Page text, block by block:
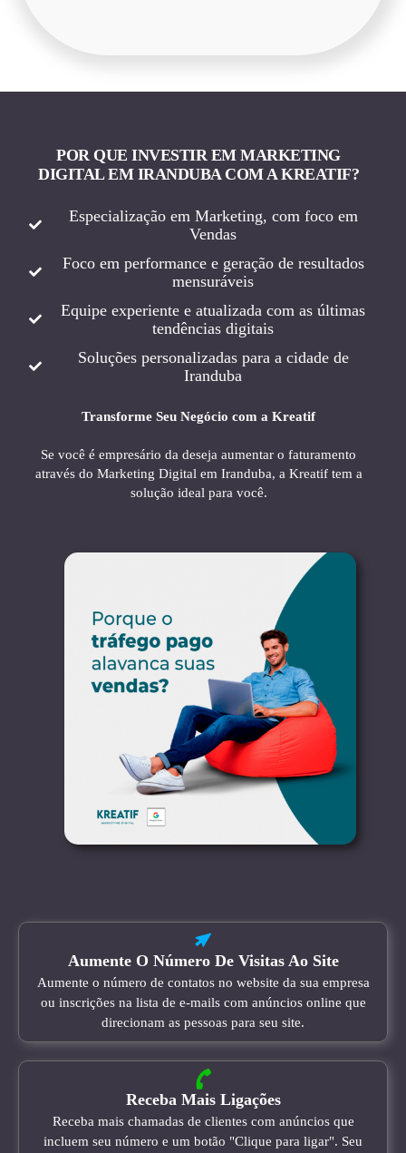
POR QUE INVESTIR EM MARKETING
DIGITAL EM IRANDUBA COM A KREATIF?
Especialização em Marketing, com foco em
Vendas
Foco em performance e geração de resultados
mensuráveis
Equipe experiente e atualizada com as últimas
tendências digitais
Soluções personalizadas para a cidade de
Iranduba
Transforme Seu Negócio com a Kreatif
Se você é empresário da deseja aumentar o faturamento
através do Marketing Digital em Iranduba, a Kreatif tem a
solução ideal para você.
Aumente O Número De Visitas Ao Site
Aumente o número de contatos no website da sua empresa
ou inscrições na lista de e-mails com anúncios online que
direcionam as pessoas para seu site.
Receba Mais Ligações
Receba mais chamadas de clientes com anúncios que
incluem seu número e um botão "Clique para ligar". Seu